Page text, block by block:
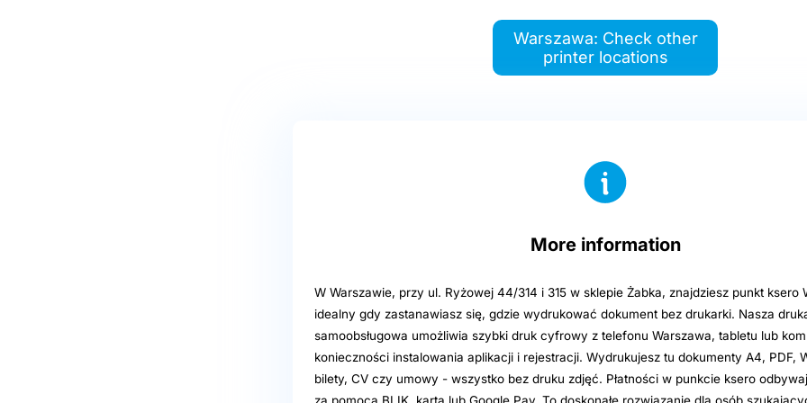
Warszawa: Check other
printer locations
More information
W Warszawie, przy ul. Ryżowej 44/314 i 315 w sklepie Żabka, znajdziesz punkt ksero
idealny gdy zastanawiasz się, gdzie wydrukować dokument bez drukarki. Nasza
samoobsługowa umożliwia szybki druk cyfrowy z telefonu Warszawa, tabletu lub
konieczności instalowania aplikacji i rejestracji. Wydrukujesz tu dokumenty A4, PDF,
bilety, CV czy umowy - wszystko bez druku zdjęć. Płatności w punkcie ksero